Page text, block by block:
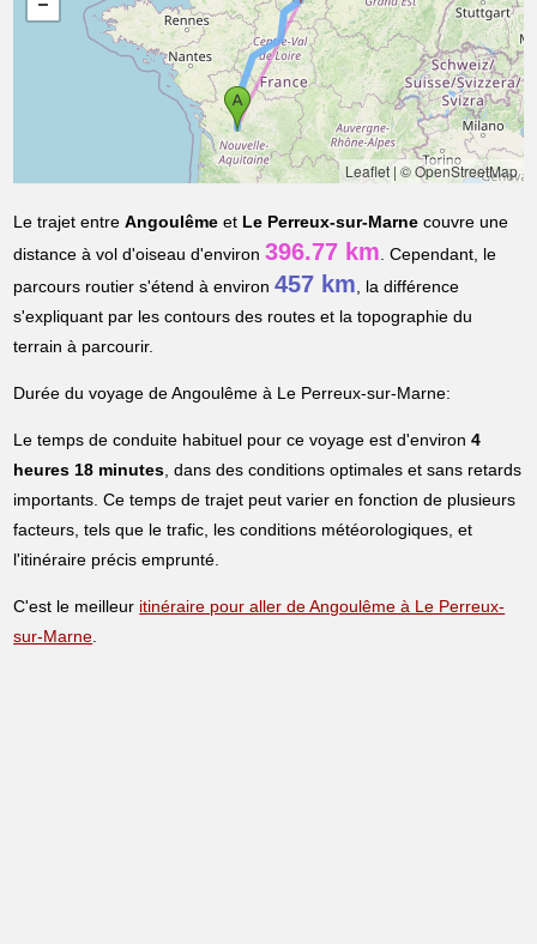
Leaflet| © OpenStreetMap
Le trajet entreAngoulême et Le Perreux-sur-Marne couvre une
distance à vol d'oiseau d'environ396.77 km. Cependant, le
parcours routier s'étend à environ457 km, la différence
s'expliquant par les contours des routes et la topographie du
terrain à parcourir.
Durée du voyage de Angoulême à Le Perreux-sur-Marne:
Le temps de conduite habituel pour ce voyage est d'environ4
heures 18 minutes, dans des conditions optimales et sans retards
importants. Ce temps de trajet peut varier en fonction de plusieurs
facteurs, tels que le trafic, les conditions météorologiques, et
l'itinéraire précis emprunté.
C'est le meilleur itinéraire pour aller de Angoulême à Le Perreux-
sur-Marne.